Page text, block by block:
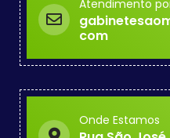
Atendimento
com
Onde Estamos